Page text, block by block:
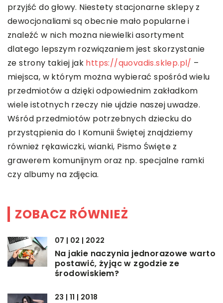
przyjść do głowy. Niestety stacjonarne sklepy z
dewocjonaliami są obecnie mało popularne i
znaleźć w nich można niewielki asortyment
dlatego lepszym rozwiązaniem jest skorzystanie
ze strony takiej jak https://quovadis.sklep.pl/ –
miejsca, w którym można wybierać spośród wielu
przedmiotów a dzięki odpowiednim zakładkom
wiele istotnych rzeczy nie ujdzie naszej uwadze.
Wśród przedmiotów potrzebnych dziecku do
przystąpienia do I Komunii Świętej znajdziemy
również rękawiczki, wianki, Pismo Święte z
grawerem komunijnym oraz np. specjalne ramki
czy albumy na zdjęcia.
ZOBACZ RÓWNIEŻ
07 | 02 | 2022
Na jakie naczynia jednorazowe warto
postawić, żyjąc w zgodzie ze
środowiskiem?
23 | 11 | 2018